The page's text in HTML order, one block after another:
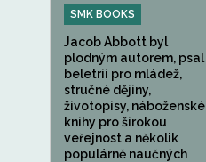
SMK BOOKS
Jacob Abbott byl
plodným autorem, psal
beletrii pro mládež,
stručné dějiny,
životopisy, náboženské
knihy pro širokou
veřejnost a několik
populárně naučných